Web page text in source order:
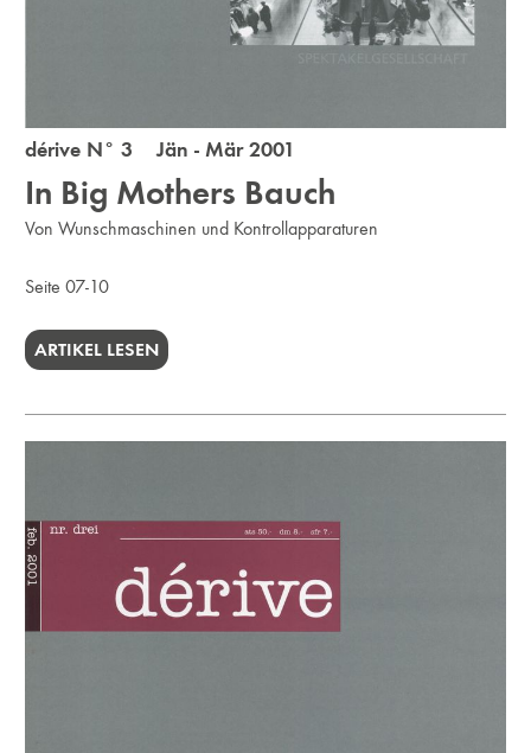
dérive N° 3 Jän - Mär 2001
In Big Mothers Bauch
Von Wunschmaschinen und Kontrollapparaturen
Seite 07-10
ARTIKEL LESEN